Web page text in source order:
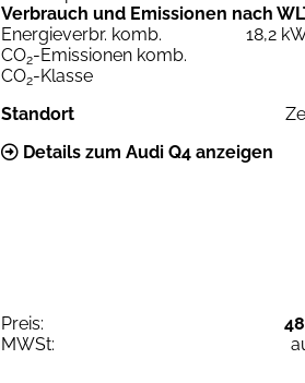
Verbrauch und Emissionen nach
Energieverbr. komb.
18,2
CO2-Emissionen komb.
CO2-Klasse
Standort
Details zum Audi Q4 anzeigen
Preis:
MWSt: